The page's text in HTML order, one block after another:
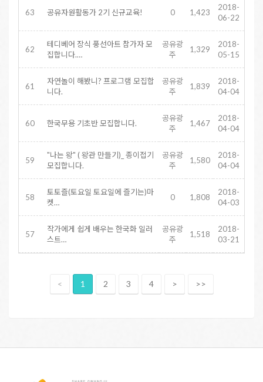
63 공유자원활동가 2기 신규교육! 0 1,423
2018-
06-22
62
테디베어 장식 풍선아트 참가자 모
집합니다.…
공유광
주
1,329
2018-
05-15
61
자연놀이 해봤니? 프로그램 모집합
니다.
공유광
주
1,839
2018-
04-04
60 한국무용 기초반 모집합니다.
공유광
주
1,467
2018-
04-04
59
"나는 왕" ( 왕관 만들기)_ 종이접기
모집합니다.
공유광
주
1,580
2018-
04-04
58
토토즐(토요일 토요일에 즐기는)마
켓…
0 1,808
2018-
04-03
57
작가에게 쉽게 배우는 한국화 일러
스트…
공유광
주
1,518
2018-
03-21
< 1 2 3 4 > >>